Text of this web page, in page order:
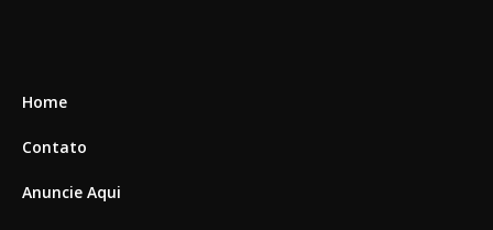
Home
Contato
Anuncie Aqui